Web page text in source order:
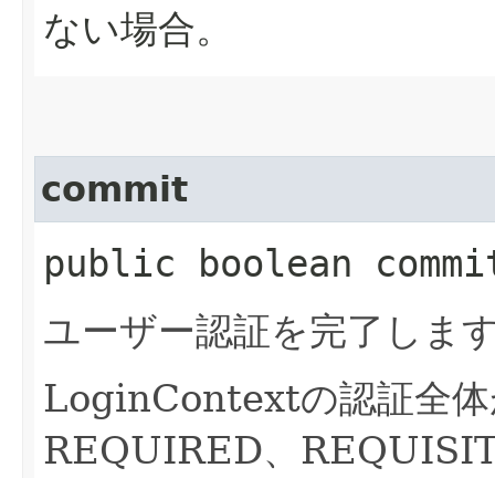
ない場合。
commit
public boolean
ユーザー認証を完了しま
LoginContextの認証全体
REQUIRED、